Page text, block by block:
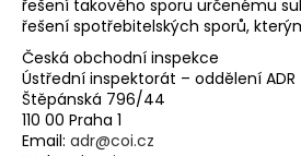
řešení takového sporu určenému
řešení spotřebitelských sporů,
Česká obchodní inspekce
Ústřední inspektorát – oddělení ADR
Štěpánská 796/44
110 00 Praha 1
Email: adr@coi.cz
b
u
j
e
t